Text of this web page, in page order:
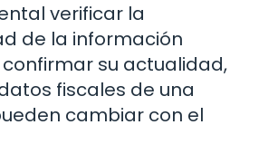
verificar la
de la información
su actualidad,
fiscales de una
cambiar con el